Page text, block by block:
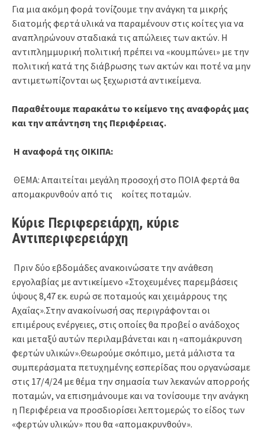
Για μια ακόμη φορά τονίζουμε την ανάγκη τα μικρής
διατομής φερτά υλικά να παραμένουν στις κοίτες για να
αναπληρώνουν σταδιακά τις απώλειες των ακτών. Η
αντιπλημμυρική πολιτική πρέπει να «κουμπώνει» με την
πολιτική κατά της διάβρωσης των ακτών και ποτέ να μην
αντιμετωπίζονται ως ξεχωριστά αντικείμενα.
Παραθέτουμε παρακάτω το κείμενο της αναφοράς μας
και την απάντηση της Περιφέρειας.
Η αναφορά της ΟΙΚΙΠΑ:
ΘΕΜΑ: Απαιτείται μεγάλη προσοχή στο ΠΟΙΑ φερτά θα
απομακρυνθούν από τις κοίτες ποταμών.
Κύριε Περιφερειάρχη, κύριε
Αντιπεριφερειάρχη
Πριν δύο εβδομάδες ανακοινώσατε την ανάθεση
εργολαβίας με αντικείμενο «Στοχευμένες παρεμβάσεις
ύψους 8,47 εκ. ευρώ σε ποταμούς και χειμάρρους της
Αχαΐας».Στην ανακοίνωσή σας περιγράφονται οι
επιμέρους ενέργειες, στις οποίες θα προβεί ο ανάδοχος
και μεταξύ αυτών περιλαμβάνεται και η «απομάκρυνση
φερτών υλικών».Θεωρούμε σκόπιμο, μετά μάλιστα τα
συμπεράσματα πετυχημένης εσπερίδας που οργανώσαμε
στις 17/4/24 με θέμα την σημασία των λεκανών απορροής
ποταμών, να επισημάνουμε και να τονίσουμε την ανάγκη
η Περιφέρεια να προσδιορίσει λεπτομερώς το είδος των
«φερτών υλικών» που θα «απομακρυνθούν».